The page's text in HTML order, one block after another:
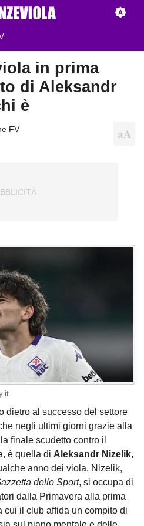
in prima
di Aleksandr
è
FV
dietro al successo del settore
negli ultimi giorni grazie alla
finale scudetto contro il
è quella di Aleksandr Nizelik,
anno dei viola. Nizelik,
dello Sport, si occupa di
dalla Primavera alla prima
cui il club affida un compito di